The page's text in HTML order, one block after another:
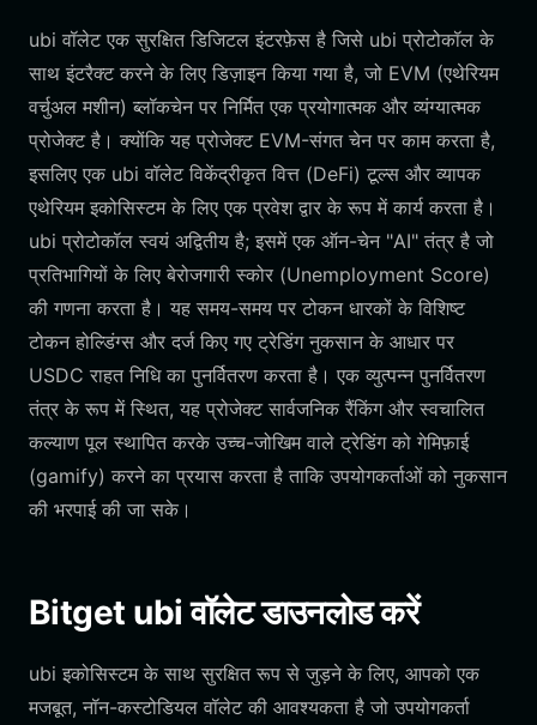
ubi वॉलेट एक सुरक्षित डिजिटल इंटरफ़ेस है जिसे ubi प्रोटोकॉल के
साथ इंटरैक्ट करने के लिए डिज़ाइन किया गया है, जो EVM (एथेरियम
वर्चुअल मशीन) ब्लॉकचेन पर निर्मित एक प्रयोगात्मक और व्यंग्यात्मक
प्रोजेक्ट है। क्योंकि यह प्रोजेक्ट EVM-संगत चेन पर काम करता है,
इसलिए एक ubi वॉलेट विकेंद्रीकृत वित्त (DeFi) टूल्स और व्यापक
एथेरियम इकोसिस्टम के लिए एक प्रवेश द्वार के रूप में कार्य करता है।
ubi प्रोटोकॉल स्वयं अद्वितीय है; इसमें एक ऑन-चेन "AI" तंत्र है जो
प्रतिभागियों के लिए बेरोजगारी स्कोर (Unemployment Score)
की गणना करता है। यह समय-समय पर टोकन धारकों के विशिष्ट
टोकन होल्डिंग्स और दर्ज किए गए ट्रेडिंग नुकसान के आधार पर
USDC राहत निधि का पुनर्वितरण करता है। एक व्युत्पन्न पुनर्वितरण
तंत्र के रूप में स्थित, यह प्रोजेक्ट सार्वजनिक रैंकिंग और स्वचालित
कल्याण पूल स्थापित करके उच्च-जोखिम वाले ट्रेडिंग को गेमिफ़ाई
(gamify) करने का प्रयास करता है ताकि उपयोगकर्ताओं को नुकसान
की भरपाई की जा सके।
Bitget ubi वॉलेट डाउनलोड करें
ubi इकोसिस्टम के साथ सुरक्षित रूप से जुड़ने के लिए, आपको एक
मजबूत, नॉन-कस्टोडियल वॉलेट की आवश्यकता है जो उपयोगकर्ता